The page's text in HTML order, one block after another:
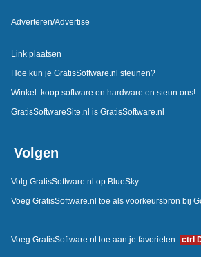
Adverteren/Advertise
Link plaatsen
Hoe kun je GratisSoftware.nl steunen?
Winkel: koop software en hardware en steun ons!
GratisSoftwareSite.nl is GratisSoftware.nl
Volgen
Volg GratisSoftware.nl op BlueSky
Voeg GratisSoftware.nl toe als voorkeursbron bij
Voeg GratisSoftware.nl toe aan je favorieten: ctrl